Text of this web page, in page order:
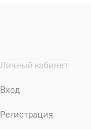
Личный кабинет
Вход
Регистрация